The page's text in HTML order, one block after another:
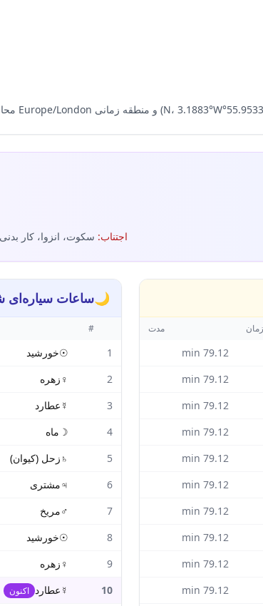
اجتناب: سکوت، انزوا، کار بدنی
زمان مدت
79.12
79.12
79.12
79.12
79.12
79.12
79.12
79.12
79.12
79.12
🌙ساعات
#
1
☉خورشید
2
♀ زهره
3
☿ عطارد
4
☽ ماه
5
♄ زحل (کیوان)
6
♃مشتری
7
♂مریخ
8
☉خورشید
9
♀ زهره
10
☿ عطارد اکنون